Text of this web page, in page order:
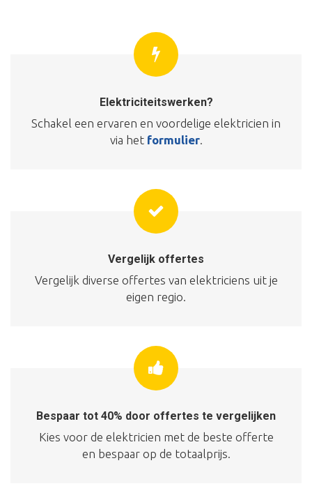
Elektriciteitswerken?
Schakel een ervaren en voordelige elektricien in
via het formulier.
Vergelijk offertes
Vergelijk diverse offertes van elektriciens uit je
eigen regio.
Bespaar tot 40% door offertes te vergelijken
Kies voor de elektricien met de beste offerte
en bespaar op de totaalprijs.